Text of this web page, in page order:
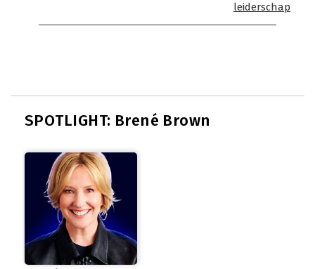
leiderschap
SPOTLIGHT: Brené Brown